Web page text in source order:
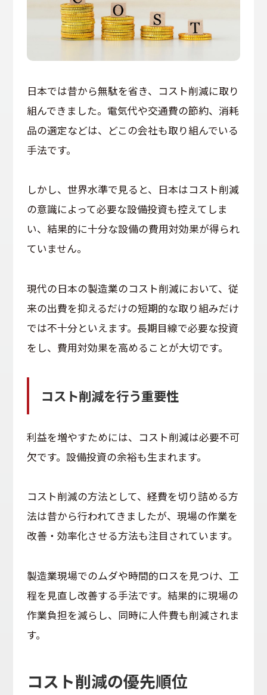
日本では昔から無駄を省き、コスト削減に取り
組んできました。電気代や交通費の節約、消耗
品の選定などは、どこの会社も取り組んでいる
手法です。
しかし、世界水準で見ると、日本はコスト削減
の意識によって必要な設備投資も控えてしま
い、結果的に十分な設備の費用対効果が得られ
ていません。
現代の日本の製造業のコスト削減において、従
来の出費を抑えるだけの短期的な取り組みだけ
では不十分といえます。長期目線で必要な投資
をし、費用対効果を高めることが大切です。
コスト削減を行う重要性
利益を増やすためには、コスト削減は必要不可
欠です。設備投資の余裕も生まれます。
コスト削減の方法として、経費を切り詰める方
法は昔から行われてきましたが、現場の作業を
改善・効率化させる方法も注目されています。
製造業現場でのムダや時間的ロスを見つけ、工
程を見直し改善する手法です。結果的に現場の
作業負担を減らし、同時に人件費も削減されま
す。
コスト削減の優先順位